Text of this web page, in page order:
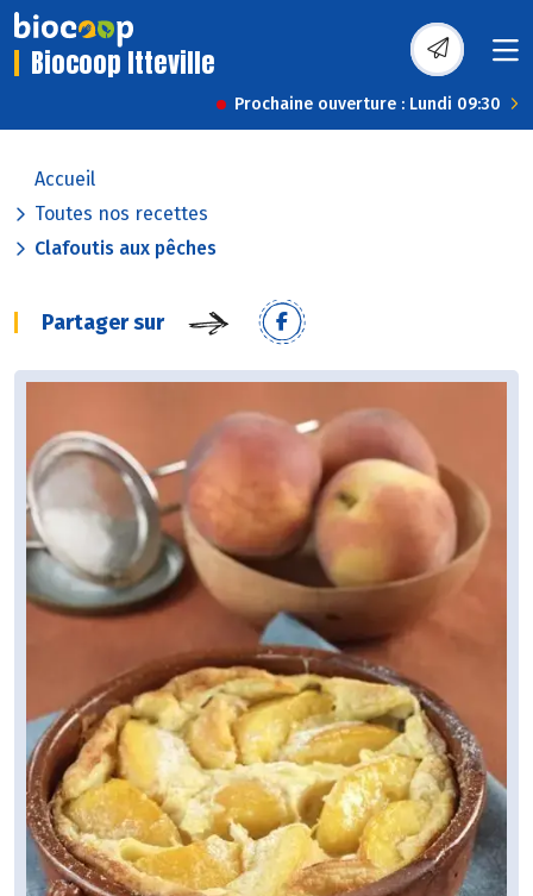
Biocoop Itteville
Prochaine ouverture : Lundi 09:30
Accueil
Toutes nos recettes
Clafoutis aux pêches
Partager sur